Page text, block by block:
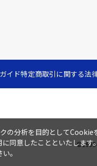
イド特定商取引に関する法
の分析を目的としてCookie
同意したことといたします
。